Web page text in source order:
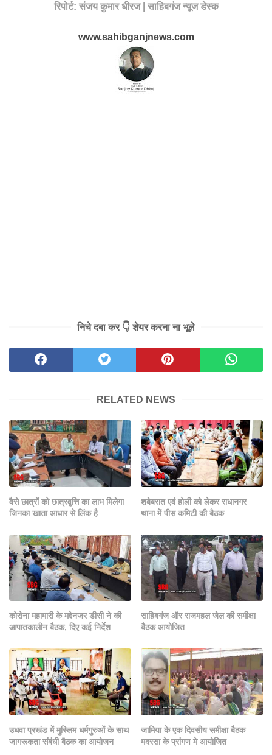
रिपोर्ट: संजय कुमार धीरज | साहिबगंज न्यूज डेस्क
www.sahibganjnews.com
निचे दबा कर 👇 शेयर करना ना भूले
RELATED NEWS
वैसे छात्रों को छात्रवृत्ति का लाभ मिलेगा
जिनका खाता आधार से लिंक है
शबेबरात एवं होली को लेकर राधानगर
थाना में पीस कमिटी की बैठक
कोरोना महामारी के मद्देनजर डीसी ने की
आपातकालीन बैठक, दिए कई निर्देश
साहिबगंज और राजमहल जेल की समीक्षा
बैठक आयोजित
उधवा प्रखंड में मुस्लिम धर्मगुरुओं के साथ
जागरूकता संबंधी बैठक का आयोजन
जामिया के एक दिवसीय समीक्षा बैठक
मदरसा के प्रांगण मे आयोजित